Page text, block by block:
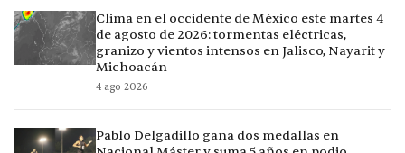
Clima en el occidente de México este martes 4
de agosto de 2026: tormentas eléctricas,
granizo y vientos intensos en Jalisco, Nayarit y
Michoacán
4 ago 2026
Pablo Delgadillo gana dos medallas en